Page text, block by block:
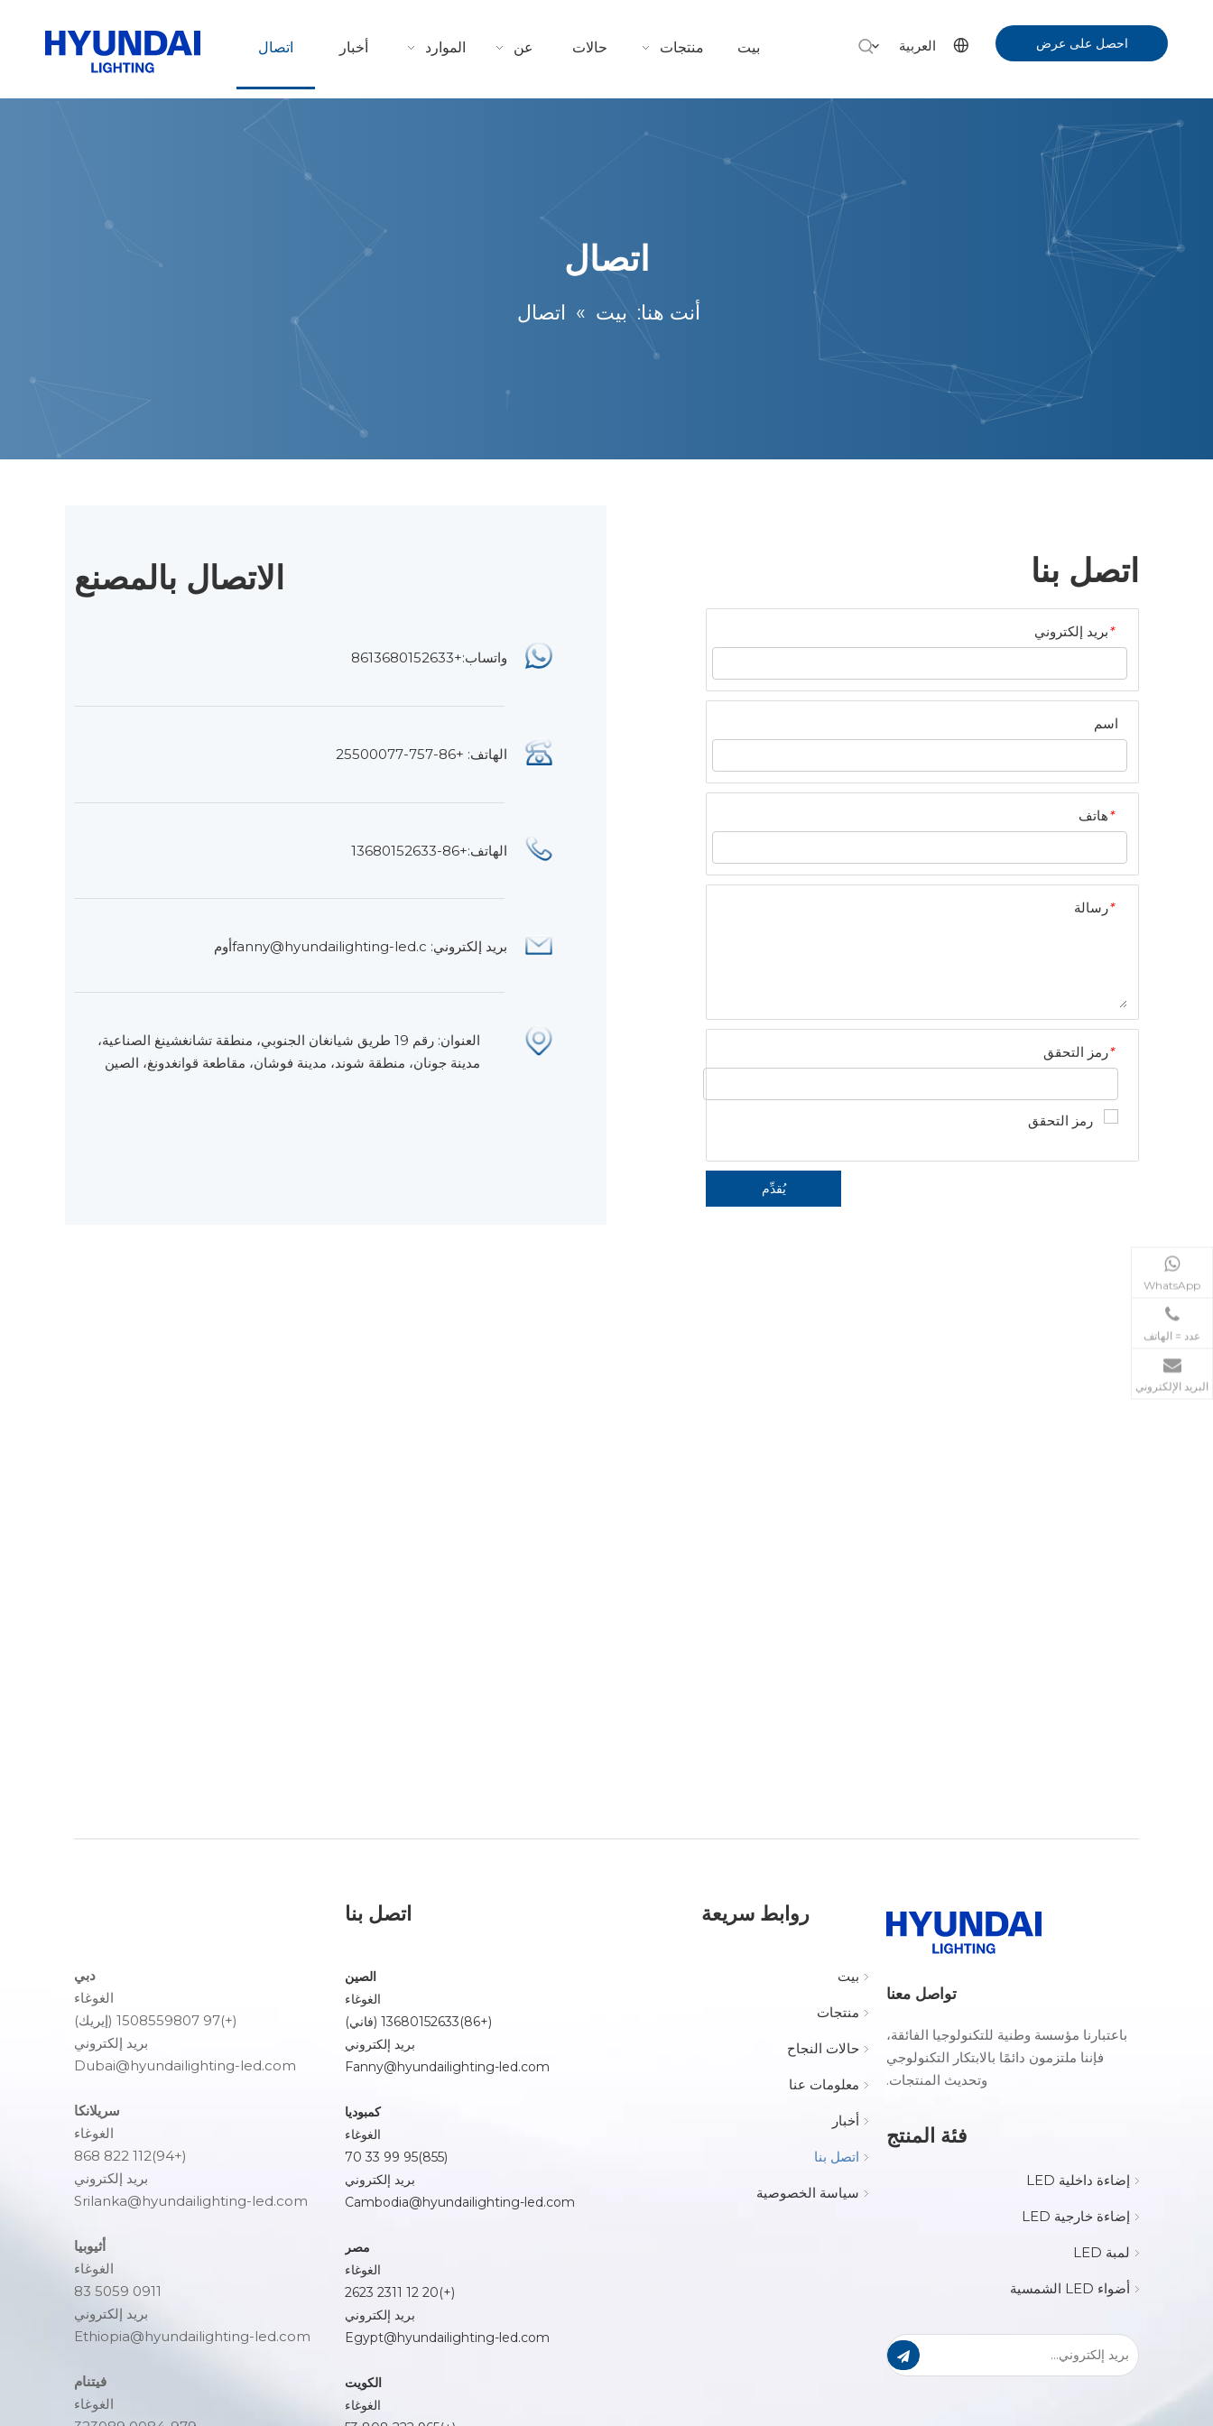
بيت منتجات حالات عن الموارد أخبار اتصال العربية احصل على عرض
اتصال
أنت هنا: بيت » اتصال
الاتصال بالمصنع
واتساب:+8613680152633
الهاتف: +86-757-25500077
الهاتف:+86-13680152633
بريد إلكتروني: fanny@hyundailighting-led.cأوم
العنوان: رقم 19 طريق شيانغان الجنوبي، منطقة تشانغشينغ الصناعية،
مدينة جونان، منطقة شوند، مدينة فوشان، مقاطعة قوانغدونغ، الصين
اتصل بنا
*بريد إلكتروني
اسم
*هاتف
*رسالة
*رمز التحقق
يُقدِّم
WhatsApp
عدد = الهاتف
البريد الإلكتروني
تواصل معنا
باعتبارنا مؤسسة وطنية للتكنولوجيا الفائقة،
فإننا ملتزمون دائمًا بالابتكار التكنولوجي
وتحديث المنتجات.
فئة المنتج
إضاءة داخلية LED
إضاءة خارجية LED
لمبة LED
أضواء LED الشمسية
روابط سريعة
بيت
منتجات
حالات النجاح
معلومات عنا
أخبار
اتصل بنا
سياسة الخصوصية
اتصل بنا
الصين
الغوغاء
(+86)13680152633 (فاني)
بريد إلكتروني
Fanny@hyundailighting-led.com
كمبوديا
الغوغاء
(855)95 99 33 70
بريد إلكتروني
Cambodia@hyundailighting-led.com
مصر
الغوغاء
(+)20 12 2311 2623
بريد إلكتروني
Egypt@hyundailighting-led.com
الكويت
الغوغاء
دبي
الغوغاء
(+)97 1508559807 (إيريك)
بريد إلكتروني
Dubai@hyundailighting-led.com
سريلانكا
الغوغاء
(+94)112 822 868
بريد إلكتروني
Srilanka@hyundailighting-led.com
أثيوبيا
الغوغاء
0911 5059 83
بريد إلكتروني
Ethiopia@hyundailighting-led.com
فيتنام
الغوغاء